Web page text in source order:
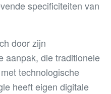
specificiteiten van
door zijn
aanpak, die traditionele
technologische
heeft eigen digitale